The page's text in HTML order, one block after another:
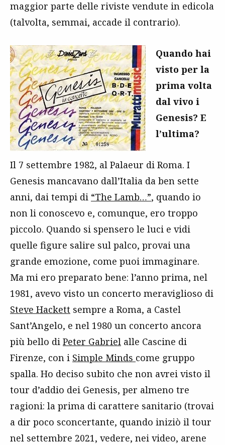
maggior parte delle riviste vendute in edicola
(talvolta, semmai, accade il contrario).
Quando hai
visto per la
prima volta
dal vivo i
Genesis? E
l’ultima?
Il 7 settembre 1982, al Palaeur di Roma. I
Genesis mancavano dall’Italia da ben sette
anni, dai tempi di “The Lamb…”, quando io
non li conoscevo e, comunque, ero troppo
piccolo. Quando si spensero le luci e vidi
quelle figure salire sul palco, provai una
grande emozione, come puoi immaginare.
Ma mi ero preparato bene: l’anno prima, nel
1981, avevo visto un concerto meraviglioso di
Steve Hackett sempre a Roma, a Castel
Sant’Angelo, e nel 1980 un concerto ancora
più bello di Peter Gabriel alle Cascine di
Firenze, con i Simple Minds come gruppo
spalla. Ho deciso subito che non avrei visto il
tour d’addio dei Genesis, per almeno tre
ragioni: la prima di carattere sanitario (trovai
a dir poco sconcertante, quando iniziò il tour
nel settembre 2021, vedere, nei video, arene